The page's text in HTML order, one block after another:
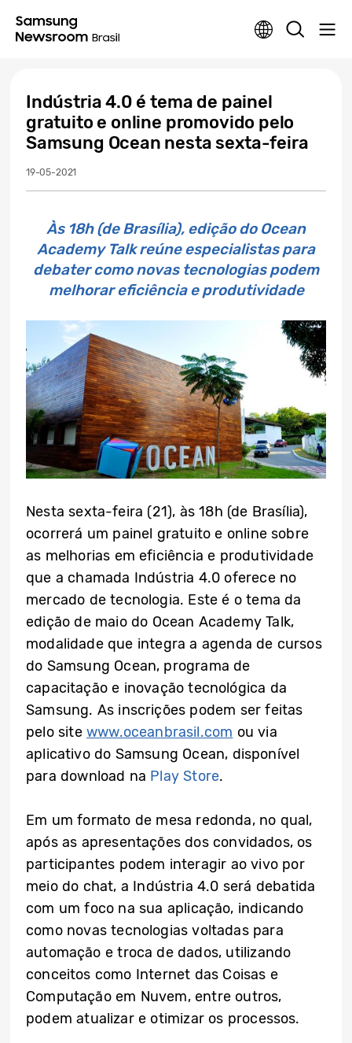
Indústria 4.0 é tema de painel
gratuito e online promovido pelo
Samsung Ocean nesta sexta-feira
19-05-2021
Às 18h (de Brasília), edição do Ocean
Academy Talk reúne especialistas para
debater como novas tecnologias podem
melhorar eficiência e produtividade
Nesta sexta-feira (21), às 18h (de Brasília),
ocorrerá um painel gratuito e online sobre
as melhorias em eficiência e produtividade
que a chamada Indústria 4.0 oferece no
mercado de tecnologia. Este é o tema da
edição de maio do Ocean Academy Talk,
modalidade que integra a agenda de cursos
do Samsung Ocean, programa de
capacitação e inovação tecnológica da
Samsung. As inscrições podem ser feitas
pelo site www.oceanbrasil.com ou via
aplicativo do Samsung Ocean, disponível
para download na Play Store.
Em um formato de mesa redonda, no qual,
após as apresentações dos convidados, os
participantes podem interagir ao vivo por
meio do chat, a Indústria 4.0 será debatida
com um foco na sua aplicação, indicando
como novas tecnologias voltadas para
automação e troca de dados, utilizando
conceitos como Internet das Coisas e
Computação em Nuvem, entre outros,
podem atualizar e otimizar os processos.